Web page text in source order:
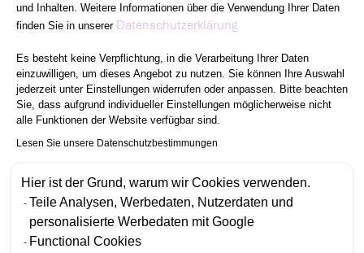
und Inhalten. Weitere Informationen über die Verwendung Ihrer Daten
finden Sie in unserer Datenschutzerklärung
Es besteht keine Verpflichtung, in die Verarbeitung Ihrer Daten
einzuwilligen, um dieses Angebot zu nutzen. Sie können Ihre Auswahl
jederzeit unter Einstellungen widerrufen oder anpassen. Bitte beachten
Sie, dass aufgrund individueller Einstellungen möglicherweise nicht
alle Funktionen der Website verfügbar sind.
Lesen Sie unsere Datenschutzbestimmungen
Hier ist der Grund, warum wir Cookies verwenden.
Teile Analysen, Werbedaten, Nutzerdaten und
personalisierte Werbedaten mit Google
Functional Cookies
Axeptio consent